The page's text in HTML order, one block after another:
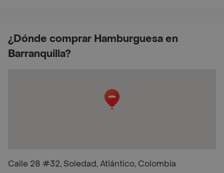
¿Dónde comprar Hamburguesa en
Barranquilla?
Calle 28 #32, Soledad, Atlántico, Colombia